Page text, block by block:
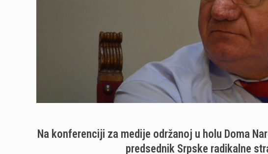
Na konferenciji za medije održanoj u holu Doma
predsednik Srpske radikalne